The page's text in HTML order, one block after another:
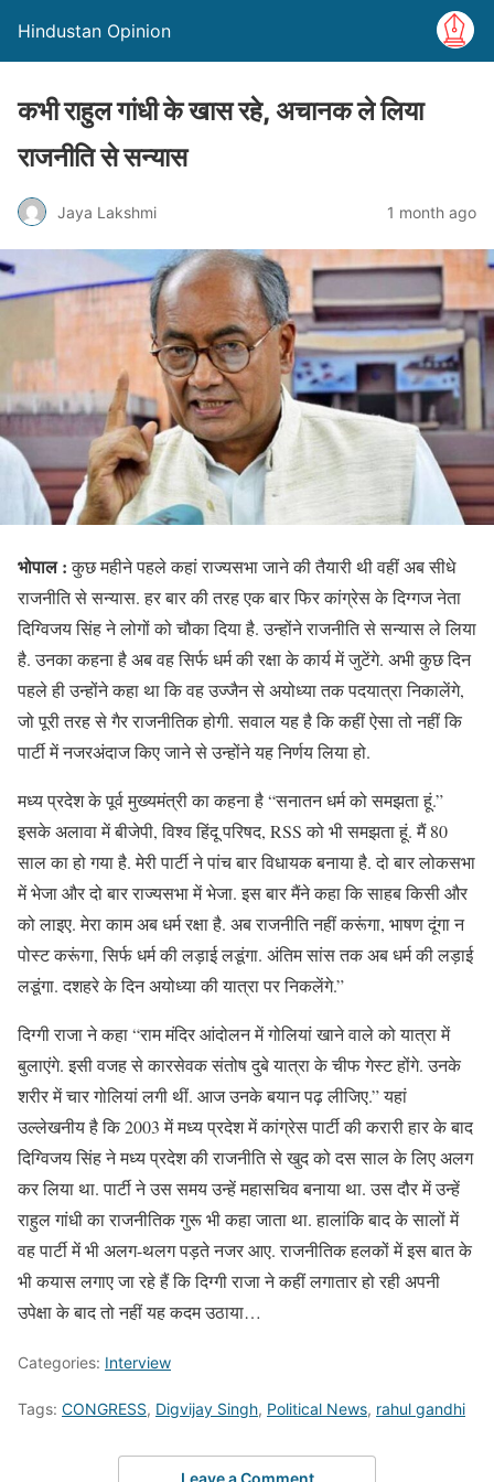
Hindustan Opinion
कभी राहुल गांधी के खास रहे, अचानक ले लिया
राजनीति से सन्यास
Jaya Lakshmi 1 month ago
भोपाल:कुछ महीने पहले कहां राज्यसभा जाने की तैयारी थी वहीं अब सीधे
राजनीति से सन्यास. हर बार की तरह एक बार फिर कांग्रेस के दिग्गज नेता
दिग्विजय सिंह ने लोगों को चौका दिया है. उन्होंने राजनीति से सन्यास ले लिया
है. उनका कहना है अब वह सिर्फ धर्म की रक्षा के कार्य में जुटेंगे. अभी कुछ दिन
पहले ही उन्होंने कहा था कि वह उज्जैन से अयोध्या तक पदयात्रा निकालेंगे,
जो पूरी तरह से गैर राजनीतिक होगी. सवाल यह है कि कहीं ऐसा तो नहीं कि
पार्टी में नजरअंदाज किए जाने से उन्होंने यह निर्णय लिया हो.
मध्य प्रदेश के पूर्व मुख्यमंत्री का कहना है “सनातन धर्म को समझता हूं.”
इसके अलावा में बीजेपी, विश्व हिंदू परिषद, RSS को भी समझता हूं. मैं 80
साल का हो गया है. मेरी पार्टी ने पांच बार विधायक बनाया है. दो बार लोकसभा
में भेजा और दो बार राज्यसभा में भेजा. इस बार मैंने कहा कि साहब किसी और
को लाइए. मेरा काम अब धर्म रक्षा है. अब राजनीति नहीं करूंगा, भाषण दूंगा न
पोस्ट करूंगा, सिर्फ धर्म की लड़ाई लडूंगा. अंतिम सांस तक अब धर्म की लड़ाई
लडूंगा. दशहरे के दिन अयोध्या की यात्रा पर निकलेंगे.”
दिग्गी राजा ने कहा “राम मंदिर आंदोलन में गोलियां खाने वाले को यात्रा में
बुलाएंगे. इसी वजह से कारसेवक संतोष दुबे यात्रा के चीफ गेस्ट होंगे. उनके
शरीर में चार गोलियां लगी थीं. आज उनके बयान पढ़ लीजिए.” यहां
उल्लेखनीय है कि 2003 में मध्य प्रदेश में कांग्रेस पार्टी की करारी हार के बाद
दिग्विजय सिंह ने मध्य प्रदेश की राजनीति से खुद को दस साल के लिए अलग
कर लिया था. पार्टी ने उस समय उन्हें महासचिव बनाया था. उस दौर में उन्हें
राहुल गांधी का राजनीतिक गुरू भी कहा जाता था. हालांकि बाद के सालों में
वह पार्टी में भी अलग-थलग पड़ते नजर आए. राजनीतिक हलकों में इस बात के
भी कयास लगाए जा रहे हैं कि दिग्गी राजा ने कहीं लगातार हो रही अपनी
उपेक्षा के बाद तो नहीं यह कदम उठाया…
Categories: Interview
Tags: CONGRESS, Digvijay Singh, Political News, rahul gandhi
Leave a Comment